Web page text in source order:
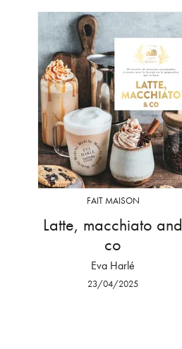
FAIT MAISON
Latte, macchiato and
co
Eva Harlé
23/04/2025